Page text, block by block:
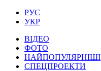
РУС
УКР
ВІДЕО
ФОТО
НАЙПОПУЛЯРНІШІ
СПЕЦПРОЕКТИ